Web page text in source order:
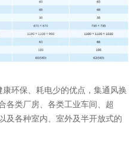
康环保、耗电少的优点，集通风换
各类厂房、各类工业车间、超
及各种室内、室外及半开放式的